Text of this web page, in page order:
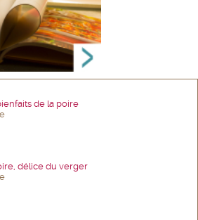
de la poire
délice du verger